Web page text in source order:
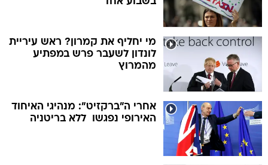
מי יחליף את קמרון? ראש עיריית
לונדון לשעבר פרש במפתיע
מהמרוץ
אחרי ה"ברקזיט": מנהיגי האיחוד
האירופי נפגשו  ללא בריטניה